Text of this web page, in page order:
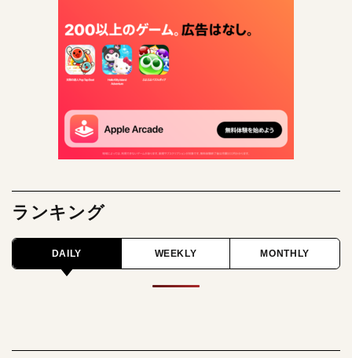
ランキング
DAILY WEEKLY MONTHLY